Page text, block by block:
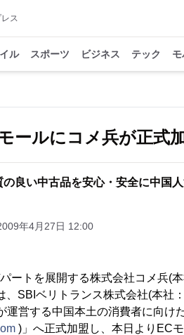
ス
ル スポーツ ビジネス テック
ールにコメ兵が正式
の良い中古品を安心・安全に中国
年4月27日 12:00
ートを展開する株式会社コメ兵(
、SBIベリトランス株式会社(本社
運営する中国本土の消費者に向け
)」へ正式加盟し、本日よりEC